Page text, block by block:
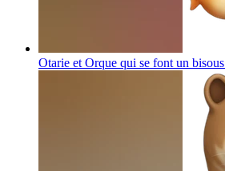
Otarie et Orque qui se font un bisous